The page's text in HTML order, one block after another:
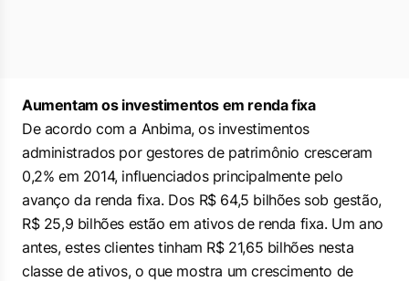
Aumentam os investimentos em renda fixa
De acordo com a Anbima, os investimentos
administrados por gestores de patrimônio cresceram
0,2% em 2014, influenciados principalmente pelo
avanço da renda fixa. Dos R$ 64,5 bilhões sob gestão,
R$ 25,9 bilhões estão em ativos de renda fixa. Um ano
antes, estes clientes tinham R$ 21,65 bilhões nesta
classe de ativos, o que mostra um crescimento de